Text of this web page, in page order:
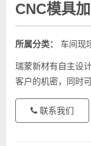
CNC模具
所属分类： 车间现
瑞蒙新材有自主设
客户的机密，同时
联系我们